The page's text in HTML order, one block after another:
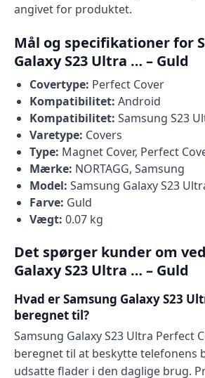
angivet for produktet.
Mål og specifikationer for
Galaxy S23 Ultra … – Guld
Covertype: Perfect Cover
Kompatibilitet: Android
Kompatibilitet: Samsung S23
Varetype: Covers
Type: Magnet Cover, Perfect
Mærke: NORTAGG, Samsung
Model: Samsung Galaxy S23
Farve: Guld
Vægt: 0.07 kg
Det spørger kunder om
Galaxy S23 Ultra … – Guld
Hvad er Samsung Galaxy S23
beregnet til?
Samsung Galaxy S23 Ultra Perfect
beregnet til at beskytte telefonens
udsatte flader i den daglige brug.